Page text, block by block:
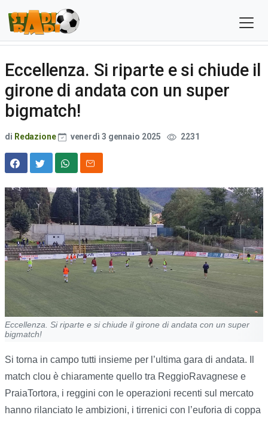
Eccellenza. Si riparte e si chiude il
girone di andata con un super
bigmatch!
di Redazione venerdì 3 gennaio 2025 2231
Eccellenza. Si riparte e si chiude il girone di andata con un super
bigmatch!
Si torna in campo tutti insieme per l’ultima gara di andata. Il
match clou è chiaramente quello tra ReggioRavagnese e
PraiaTortora, i reggini con le operazioni recenti sul mercato
hanno rilanciato le ambizioni, i tirrenici con l’euforia di coppa